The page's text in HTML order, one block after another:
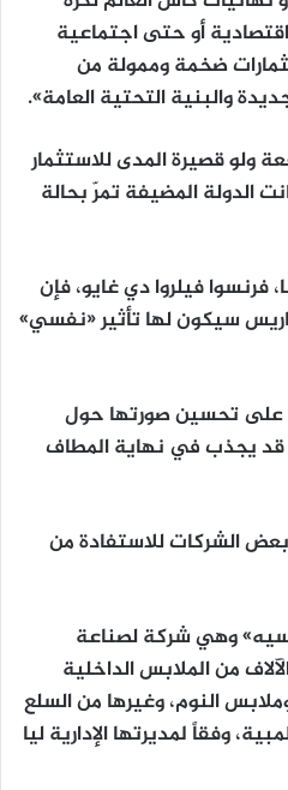
أو حتى اجتماعية
ضخمة وممولة من
والبنية التحتية العامة».
ولو قصيرة المدى للاستثمار
الدولة المضيفة تمرّ بحالة
فيلروا دي غايو، فإن
سيكون لها تأثير «نفسي»
على تحسين صورتها حول
قد يجذب في نهاية المطاف
الشركات للاستفادة من
وهي شركة لصناعة
من الملابس الداخلية
النوم، وغيرها من السلع
وفقاً لمديرتها الإدارية ليا